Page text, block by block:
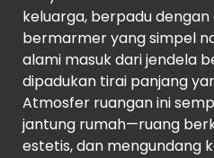
keluarga, berpadu
bermarmer yang simpel
alami masuk dari jendela
dipadukan tirai panjang
Atmosfer ruangan ini
jantung rumah—ruang
estetis, dan mengundang